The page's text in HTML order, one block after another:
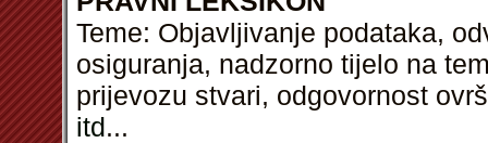
Teme: Objavljivanje podataka,
osiguranja, nadzorno tijelo na
prijevozu stvari, odgovornost
itd...